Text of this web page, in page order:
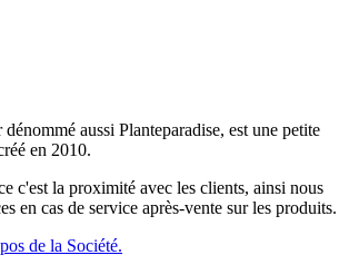
aussi Planteparadise, est une petite
en 2010.
c'est la proximité avec les clients, ainsi nous
en cas de service après-vente sur les produits.
de la Société.